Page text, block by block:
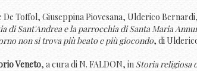
De Toffol, Giuseppina Piovesana, Ulderico Bernardi,
di Sant'Andrea e la parrocchia di Santa Maria
non si trova più beato e più giocondo, di
Veneto, a cura di N. FALDON, in Storia religiosa